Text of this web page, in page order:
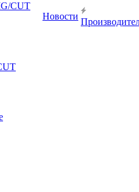
CUT
Новости